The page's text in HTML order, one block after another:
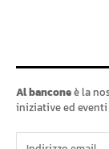
Al banconeè la
iniziative ed